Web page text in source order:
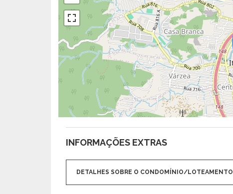
INFORMAÇÕES EXTRAS
DETALHES SOBRE O CONDOMÍNIO/LOTEAMENTO